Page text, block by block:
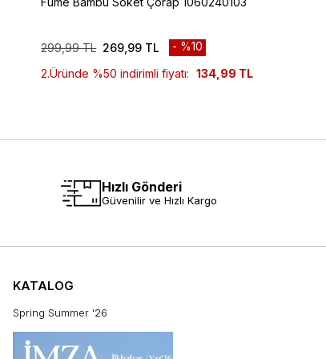
269,99 TL
299,99 TL
%10
2.Üründe %50 indirimli fiyatı:
134,99 TL
Hızlı Gönderi
Güvenilir ve Hızlı Kargo
KATALOG
Spring Summer '26